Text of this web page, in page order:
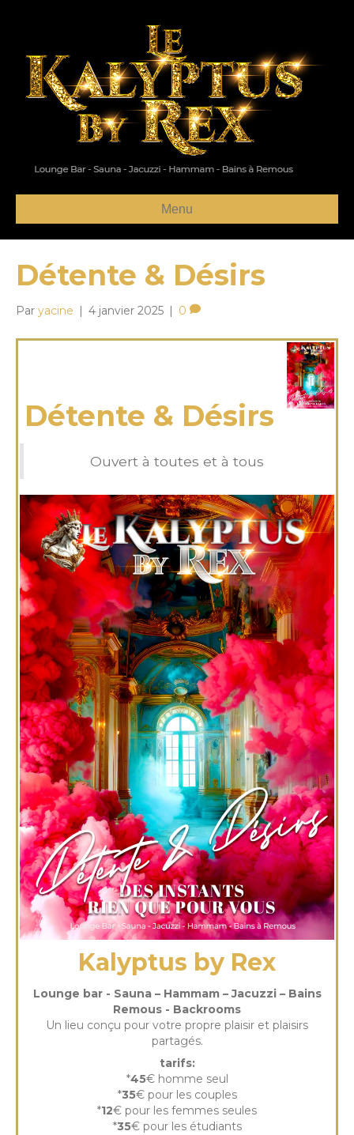
Menu
Détente & Désirs
Par yacine | 4 janvier 2025 | 0
Détente & Désirs
Ouvert à toutes et à tous
Kalyptus by Rex
Lounge bar - Sauna – Hammam – Jacuzzi – Bains
Remous - Backrooms
Un lieu conçu pour votre propre plaisir et plaisirs
partagés.
tarifs:
*45€ homme seul
*35€ pour les couples
*12€ pour les femmes seules
*35€ pour les étudiants